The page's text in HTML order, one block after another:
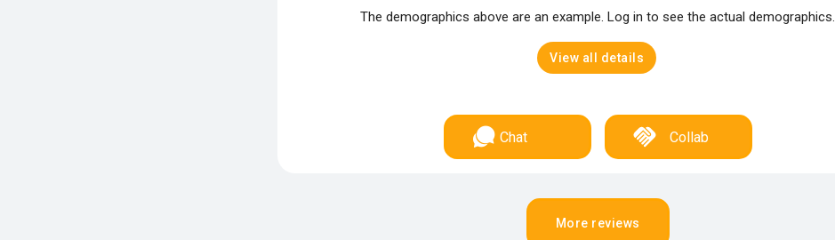
The demographics above are an example. Log in to see the actual demographics.
View all details
Chat Collab
More reviews